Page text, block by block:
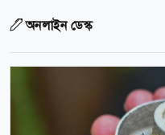
অনলাইন ডেস্ক